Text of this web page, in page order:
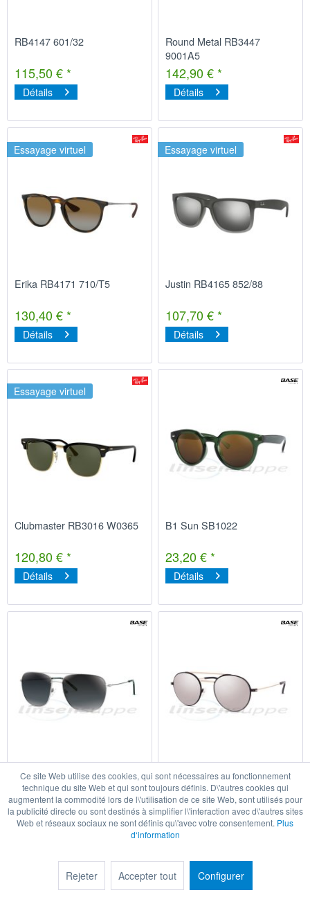
RB4147 601/32
115,50 € *
Détails
Round Metal RB3447
9001A5
142,90 € *
Détails
Essayage virtuel
Erika RB4171 710/T5
130,40 € *
Détails
Essayage virtuel
Justin RB4165 852/88
107,70 € *
Détails
Essayage virtuel
Clubmaster RB3016 W0365
120,80 € *
Détails
B1 Sun SB1022
23,20 € *
Détails
Masca Sun SMA2150
46,40 € *
Détails
Masca Sun SMA2300
33,90 € *
Détails
Ce site Web utilise des cookies, qui sont nécessaires au fonctionnement
technique du site Web et qui sont toujours définis. D\'autres cookies qui
augmentent la commodité lors de l\'utilisation de ce site Web, sont utilisés pour
la publicité directe ou sont destinés à simplifier l\'interaction avec d\'autres sites
Web et réseaux sociaux ne sont définis qu\'avec votre consentement. Plus
d‘information
Rejeter Accepter tout Configurer